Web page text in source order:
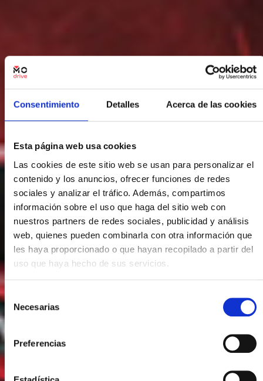
Consentimiento Detalles Acerca de las cookies
Esta página web usa cookies
Las cookies de este sitio web se usan para personalizar el
contenido y los anuncios, ofrecer funciones de redes
sociales y analizar el tráfico. Además, compartimos
información sobre el uso que haga del sitio web con
nuestros partners de redes sociales, publicidad y análisis
web, quienes pueden combinarla con otra información que
les haya proporcionado o que hayan recopilado a partir del
uso que haya hecho de sus servicios.
Selección
consentimiento
Necesarias
Preferencias